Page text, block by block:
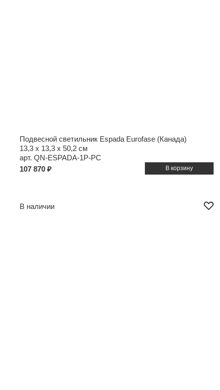
Подвесной светильник Espada Eurofase (Канада)
13,3 x 13,3 x 50,2 см
арт. QN-ESPADA-1P-PC
107 870 ₽
В наличии